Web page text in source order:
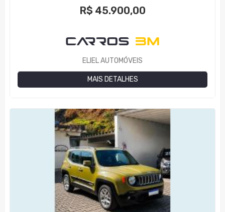
R$ 45.900,00
ELIEL AUTOMÓVEIS
MAIS DETALHES